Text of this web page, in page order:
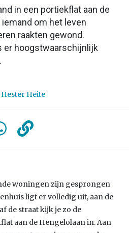
in een portiekflat aan de
om het leven
raakten gewond.
er hoogstwaarschijnlijk
Hester Heite
woningen zijn gesprongen
ligt er volledig uit, aan de
de straat kijk je zo de
aan de Hengelolaan in. Aan